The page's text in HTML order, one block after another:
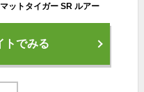
ットタイガー SR ルアー
トでみる